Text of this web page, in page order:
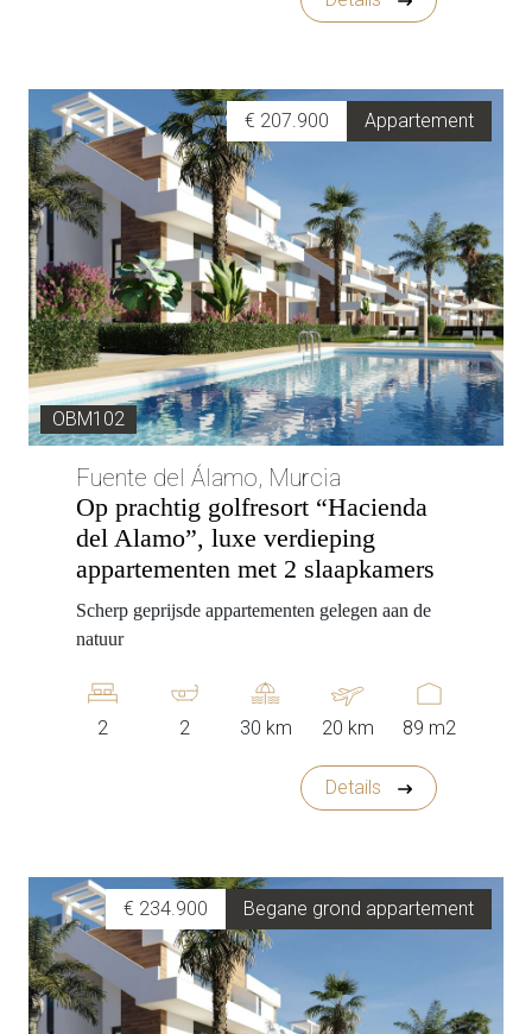
Appartement
€ 207.900
OBM102
Fuente del Álamo, Murcia
Op prachtig golfresort “Hacienda
del Alamo”, luxe verdieping
appartementen met 2 slaapkamers
Scherp geprijsde appartementen gelegen aan de
natuur
2 2 30 km 20 km 89 m2
Details
Begane grond appartement
€ 234.900